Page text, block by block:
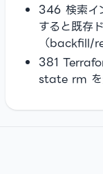
346 検索イ
すると既存
（backfill/
381
state rm を